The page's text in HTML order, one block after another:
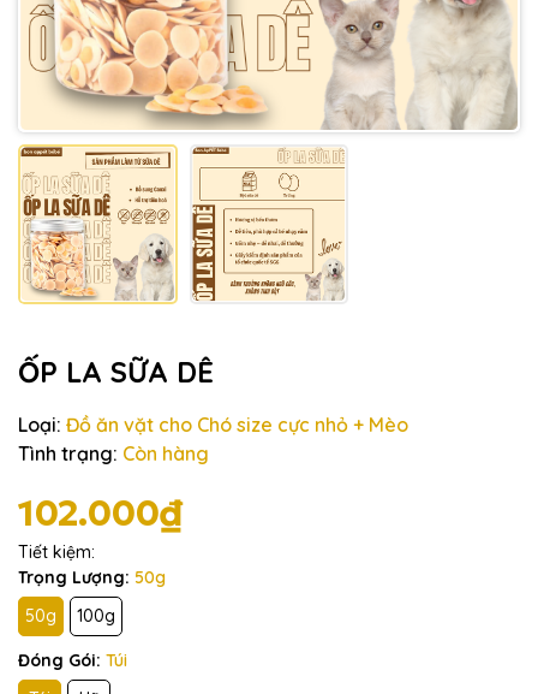
ỐP LA SỮA DÊ
Loại: Đồ ăn vặt cho Chó size cực nhỏ + Mèo
Tình trạng: Còn hàng
102.000₫
Tiết kiệm:
Trọng Lượng: 50g
50g
100g
Đóng Gói: Túi